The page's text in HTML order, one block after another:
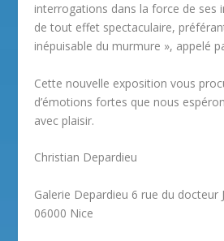
interrogations dans la force de ses
de tout effet spectaculaire,
inépuisable du murmure », appelé
Cette nouvelle exposition vous
d’émotions fortes que nous
avec plaisir.
Christian Depardieu
Galerie Depardieu 6 rue du docteur
06000 Nice